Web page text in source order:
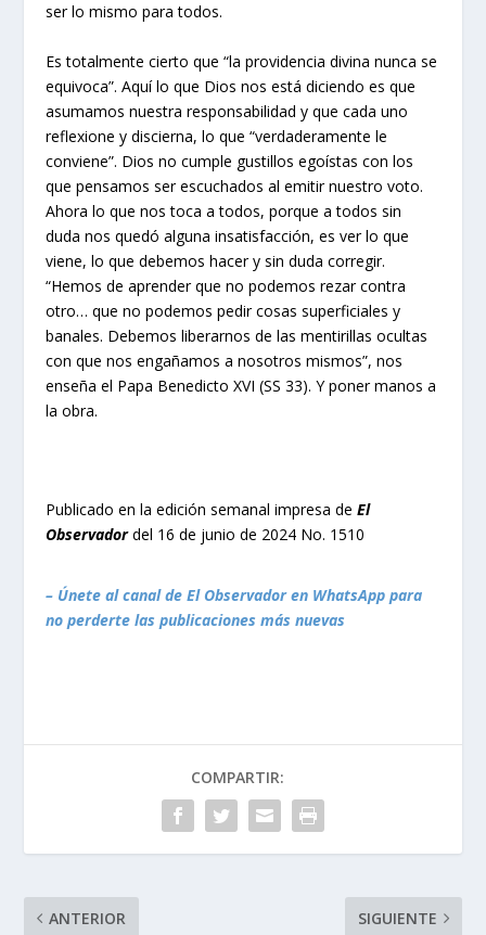
ser lo mismo para todos.
Es totalmente cierto que “la providencia divina nunca se
equivoca”. Aquí lo que Dios nos está diciendo es que
asumamos nuestra responsabilidad y que cada uno
reflexione y discierna, lo que “verdaderamente le
conviene”. Dios no cumple gustillos egoístas con los
que pensamos ser escuchados al emitir nuestro voto.
Ahora lo que nos toca a todos, porque a todos sin
duda nos quedó alguna insatisfacción, es ver lo que
viene, lo que debemos hacer y sin duda corregir.
“Hemos de aprender que no podemos rezar contra
otro… que no podemos pedir cosas superficiales y
banales. Debemos liberarnos de las mentirillas ocultas
con que nos engañamos a nosotros mismos”, nos
enseña el Papa Benedicto XVI (SS 33). Y poner manos a
la obra.
Publicado en la edición semanal impresa deEl
Observadordel 16 de junio de 2024 No. 1510
– Únete al canal de El Observador en WhatsApp para
no perderte las publicaciones más nuevas
COMPARTIR:
ANTERIOR SIGUIENTE